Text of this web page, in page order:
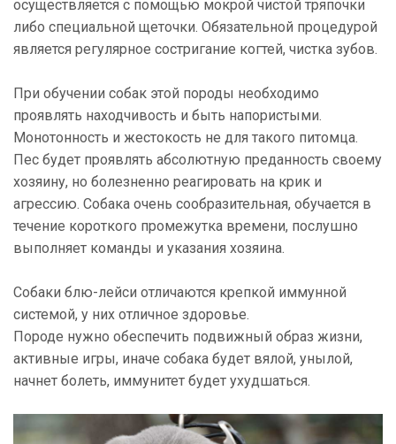
осуществляется с помощью мокрой чистой тряпочки
либо специальной щеточки. Обязательной процедурой
является регулярное состригание когтей, чистка зубов.
При обучении собак этой породы необходимо
проявлять находчивость и быть напористыми.
Монотонность и жестокость не для такого питомца.
Пес будет проявлять абсолютную преданность своему
хозяину, но болезненно реагировать на крик и
агрессию. Собака очень сообразительная, обучается в
течение короткого промежутка времени, послушно
выполняет команды и указания хозяина.
Собаки блю-лейси отличаются крепкой иммунной
системой, у них отличное здоровье.
Породе нужно обеспечить подвижный образ жизни,
активные игры, иначе собака будет вялой, унылой,
начнет болеть, иммунитет будет ухудшаться.